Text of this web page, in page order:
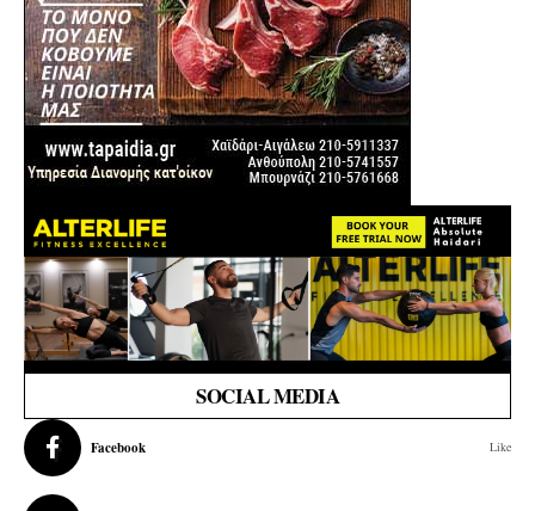
SOCIAL MEDIA
Facebook Like